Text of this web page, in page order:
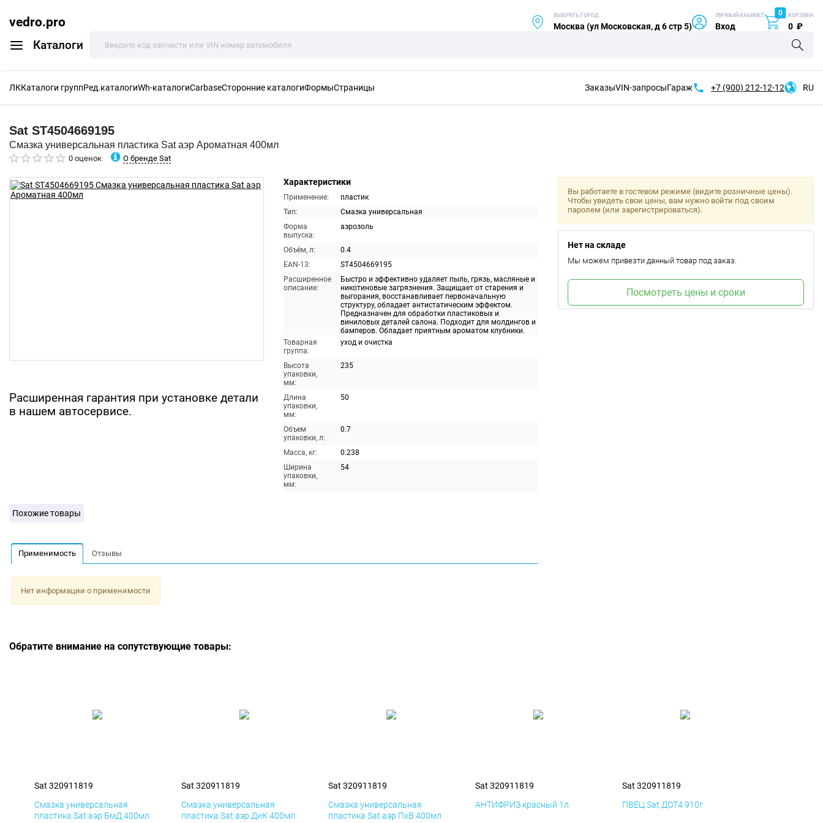
vedro.pro
Каталоги
ВЫБРАТЬ ГОРОД
Москва (ул Московская, д 6 стр 5)
ЛИЧНЫЙ КАБИНЕТ
Вход
0 КОРЗИНА
0 ₽
ЛККаталоги группРед.каталогиWh-каталогиCarbaseСторонние каталогиФормыСтраницы ЗаказыVIN-запросыГараж +7 (900) 212-12-12 RU
Sat ST4504669195
Смазка универсальная пластика Sat аэр Ароматная 400мл
0 оценок О бренде Sat
Расширенная гарантия при установке детали
в нашем автосервисе.
Характеристики
Применение:
пластик
Тип:
Смазка универсальная
Форма
выпуска:
аэрозоль
Объём, л:
0.4
EAN-13:
ST4504669195
Расширенное
описание:
Быстро и эффективно удаляет пыль, грязь, масляные и
никотиновые загрязнения. Защищает от старения и
выгорания, восстанавливает первоначальную
структуру, обладает антистатическим эффектом.
Предназначен для обработки пластиковых и
виниловых деталей салона. Подходит для молдингов и
бамперов. Обладает приятным ароматом клубники.
Товарная
группа:
уход и очистка
Высота
упаковки,
мм:
235
Длина
упаковки,
мм:
50
Объем
упаковки, л:
0.7
Масса, кг:
0.238
Ширина
упаковки,
мм:
54
Вы работаете в гостевом режиме (видите розничные цены).
Чтобы увидеть свои цены, вам нужно войти под своим
паролем (или зарегистрироваться).
Нет на складе
Мы можем привезти данный товар под заказ.
Посмотреть цены и сроки
Похожие товары
Применимость Отзывы
Нет информации о применимости
Обратите внимание на сопутствующие товары:
Sat 320911819
Смазка универсальная
пластика Sat аэр БмД 400мл
Sat 320911819
Смазка универсальная
пластика Sat аэр ДиК 400мл
Sat 320911819
Смазка универсальная
пластика Sat аэр ПхВ 400мл
Sat 320911819
АНТИФРИЗ красный 1л.
Sat 320911819
ПВЕЦ Sat ДОТ4 910г